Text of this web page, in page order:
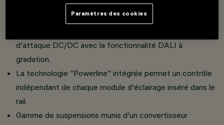
Installation sur rail Basse Tension (48 V)
d'attaque DC/DC avec la fonctionnalité DALI à
gradation.
La technologie "Powerline" intégrée permet un contrôle
indépendant de chaque module d'éclairage inséré dans le
rail.
Gamme de suspensions munis d'un convertisseur
Paramètres des cookies